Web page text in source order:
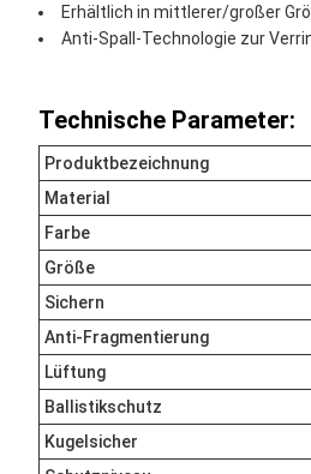
Erhältlich in mittlerer/großer
Anti-Spall-Technologie zur
Technische Parameter:
Produktbezeichnung
Material
Farbe
Größe
Sichern
Anti-Fragmentierung
Lüftung
Ballistikschutz
Kugelsicher